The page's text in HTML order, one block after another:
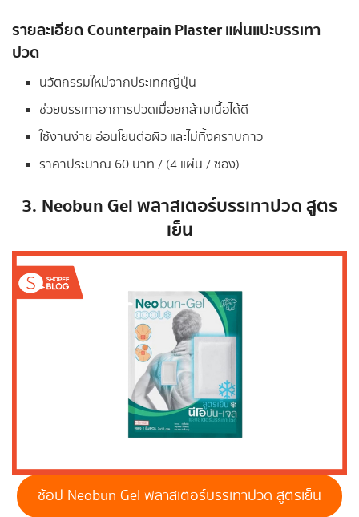
รายละเอียดCounterpain Plaster แผ่นแปะบรรเทา
ปวด
นวัตกรรมใหม่จากประเทศญี่ปุ่น
ช่วยบรรเทาอาการปวดเมื่อยกล้ามเนื้อได้ดี
ใช้งานง่าย อ่อนโยนต่อผิว และไม่ทิ้งคราบกาว
ราคาประมาณ 60 บาท / (4 แผ่น / ซอง)
3. Neobun Gel พลาสเตอร์บรรเทาปวด สูตร
เย็น
ช้อป Neobun Gel พลาสเตอร์บรรเทาปวด สูตรเย็น